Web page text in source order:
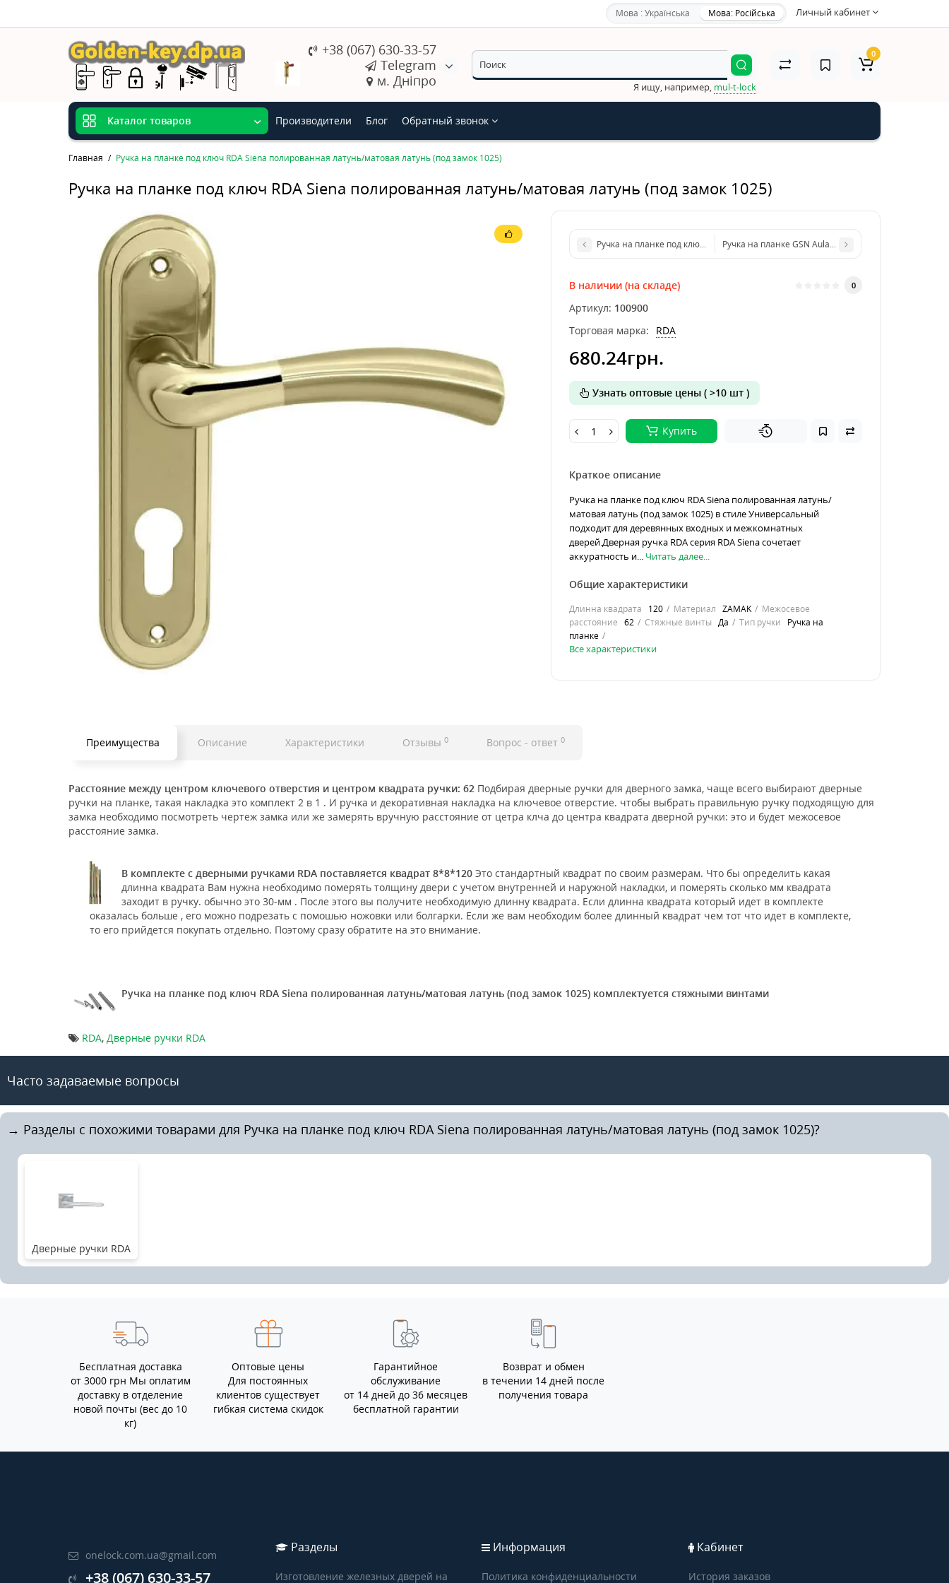
Личный кабинет
Мова : Українська Мова: Російська
+38 (067) 630-33-57
Telegram
м. Дніпро
Я ищу, например, mul-t-lock
0
Каталог товаров Производители Блог Обратный звонок
Главная Ручка на планке под ключ RDA Siena полированная латунь/матовая латунь (под замок 1025)
Ручка на планке под ключ RDA Siena полированная латунь/матовая латунь (под замок 1025)
Ручка на планке под ключ RDA Siena матовый никель /хром (под замок 1025)
Ручка на планке GSN Aular AB (цвет бронза)
В наличии (на складе) 0
Артикул: 100900
Торговая марка:
RDA
680.24грн.
Узнать оптовые цены ( >10 шт )
Купить
Краткое описание
Ручка на планке под ключ RDA Siena полированная латунь/
матовая латунь (под замок 1025) в стиле Универсальный
подходит для деревянных входных и межкомнатных
дверей.Дверная ручка RDA серия RDA Siena сочетает
аккуратность и... Читать далее...
Общие характеристики
Длинна квадрата 120 Материал ZAMAK
Межосевое
расстояние 62 Стяжные винты Да Тип ручки
Ручка на
планке
Все характеристики
Преимущества Описание Характеристики Отзывы 0 Вопрос - ответ 0
Расстояние между центром ключевого отверстия и центром квадрата ручки: 62 Подбирая дверные ручки для дверного замка, чаще всего выбирают дверные
ручки на планке, такая накладка это комплект 2 в 1 . И ручка и декоративная накладка на ключевое отверстие. чтобы выбрать правильную ручку подходящую для
замка необходимо посмотреть чертеж замка или же замерять вручную расстояние от цетра клча до центра квадрата дверной ручки: это и будет межосевое
расстояние замка.
В комплекте с дверными ручками RDA поставляется квадрат 8*8*120 Это стандартный квадрат по своим размерам. Что бы определить какая
длинна квадрата Вам нужна необходимо померять толщину двери с учетом внутренней и наружной накладки, и померять сколько мм квадрата
заходит в ручку. обычно это 30-мм . После этого вы получите необходимую длинну квадрата. Если длинна квадрата который идет в комплекте
оказалась больше , его можно подрезать с помошью ножовки или болгарки. Если же вам необходим более длинный квадрат чем тот что идет в комплекте,
то его прийдется покупать отдельно. Поэтому сразу обратите на это внимание.
Ручка на планке под ключ RDA Siena полированная латунь/матовая латунь (под замок 1025) комплектуется стяжными винтами
RDA, Дверные ручки RDA
Часто задаваемые вопросы
→ Разделы с похожими товарами для Ручка на планке под ключ RDA Siena полированная латунь/матовая латунь (под замок 1025)?
Дверные ручки RDA
Бесплатная доставка
от 3000 грн Мы оплатим
доставку в отделение
новой почты (вес до 10
кг)
Оптовые цены
Для постоянных
клиентов существует
гибкая система скидок
Гарантийное
обслуживание
от 14 дней до 36 месяцев
бесплатной гарантии
Возврат и обмен
в течении 14 дней после
получения товара
onelock.com.ua@gmail.com
+38 (067) 630-33-57
Разделы
Изготовление железных дверей на
Информация
Политика конфиденциальности
Кабинет
История заказов